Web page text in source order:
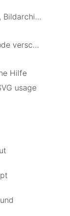
Ivent.de – Online-Tutorials Fotografie, Bildarchive, Bildbearbeitung
JavaScript Obfuscator Tool – Quellcode verschleiern
Hilfe
usage